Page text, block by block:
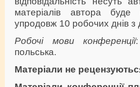
матеріалів автора
упродовж 10 робочих днів з
Робочі мови конференції
польська.
Матеріали не